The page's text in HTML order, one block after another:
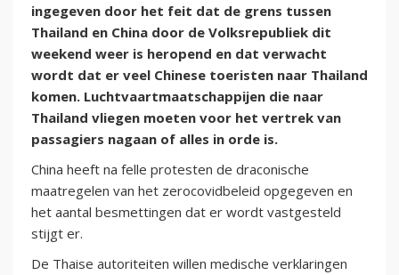
ingegeven door het feit dat de grens tussen
Thailand en China door de Volksrepubliek dit
weekend weer is heropend en dat verwacht
wordt dat er veel Chinese toeristen naar Thailand
komen. Luchtvaartmaatschappijen die naar
Thailand vliegen moeten voor het vertrek van
passagiers nagaan of alles in orde is.
China heeft na felle protesten de draconische
maatregelen van het zerocovidbeleid opgegeven en
het aantal besmettingen dat er wordt vastgesteld
stijgt er.
De Thaise autoriteiten willen medische verklaringen